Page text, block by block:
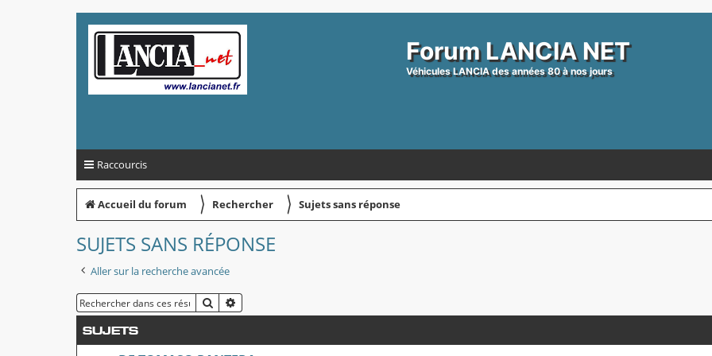
Forum LANCIA NET
Véhicules LANCIA des années 80 à nos jours
Raccourcis
Accueil du forum 〉 Rechercher 〉 Sujets sans réponse
SUJETS SANS RÉPONSE
Aller sur la recherche avancée
RECHERCHER
SUJETS